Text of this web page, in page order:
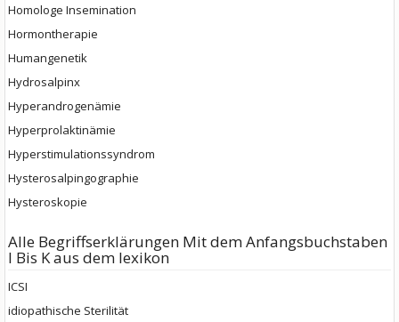
Homologe Insemination
Hormontherapie
Humangenetik
Hydrosalpinx
Hyperandrogenämie
Hyperprolaktinämie
Hyperstimulationssyndrom
Hysterosalpingographie
Hysteroskopie
Alle Begriffserklärungen Mit dem Anfangsbuchstaben
I Bis K aus dem lexikon
ICSI
idiopathische Sterilität